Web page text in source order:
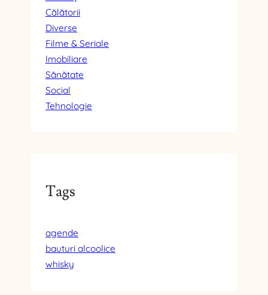
Călătorii
Diverse
Filme & Seriale
Imobiliare
Sănătate
Social
Tehnologie
Tags
agende
bauturi alcoolice
whisky